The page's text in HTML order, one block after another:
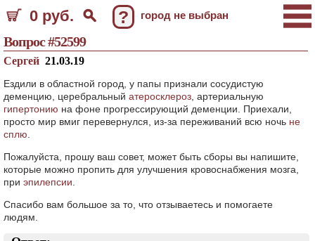
0 руб. ? город не выбран
Вопрос #52599
Сергей 21.03.19
Ездили в областной город, у папы признали сосудистую
деменцию, церебральный атеросклероз , артериальную
гипертонию на фоне прогрессирующий деменции. Приехали,
просто мир вмиг перевернулся, из-за переживаний всю ночь не
сплю
Пожалуйста, прошу ваш совет, может быть сборы вы напишите,
которые можно пропить для улучшения кровоснабжения мозга,
при эпилепсии
Спасибо вам большое за то, что отзываетесь и помогаете
людям.